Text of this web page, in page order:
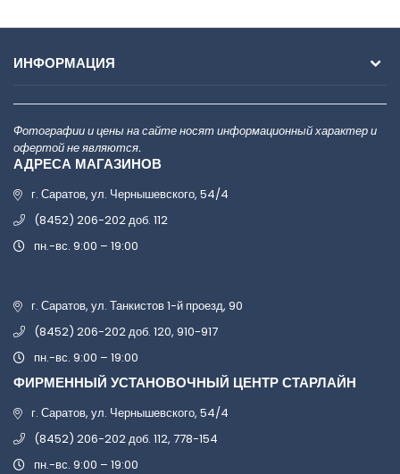
ИНФОРМАЦИЯ
Фотографии и цены на сайте носят информационный характер и
офертой не являются.
АДРЕСА МАГАЗИНОВ
г. Саратов, ул. Чернышевского, 54/4
(8452) 206-202 доб. 112
пн.-вс. 9:00 – 19:00
г. Саратов, ул. Танкистов 1-й проезд, 90
(8452) 206-202 доб. 120, 910-917
пн.-вс. 9:00 – 19:00
ФИРМЕННЫЙ УСТАНОВОЧНЫЙ ЦЕНТР СТАРЛАЙН
г. Саратов, ул. Чернышевского, 54/4
(8452) 206-202 доб. 112, 778-154
пн.-вс. 9:00 – 19:00